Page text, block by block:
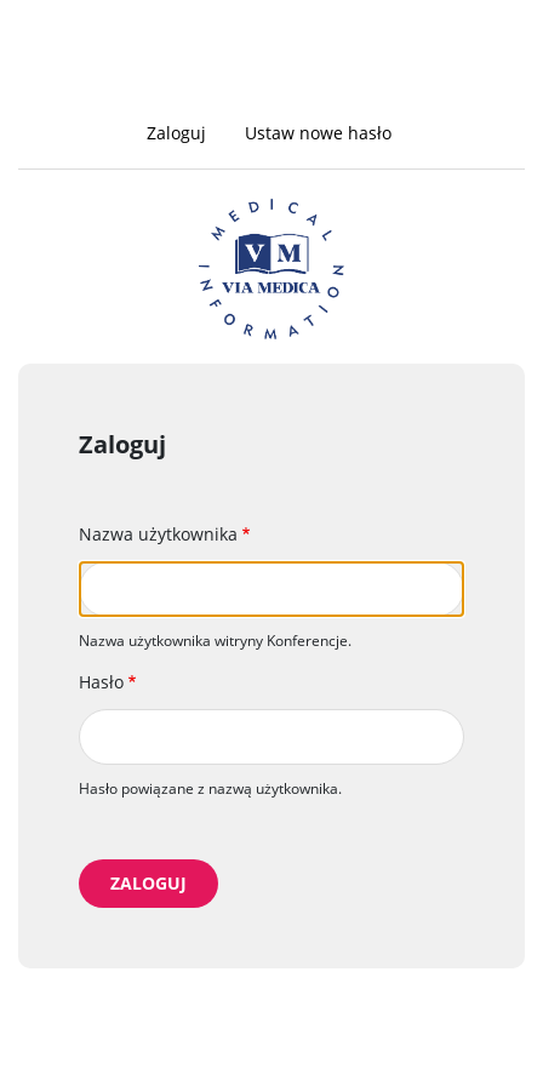
Zakładki
podstawowe
Zaloguj (aktywnaUstaw nowe hasło
Zaloguj
Nazwa użytkownika
Nazwa użytkownika witryny Konferencje.
Hasło
Hasło powiązane z nazwą użytkownika.